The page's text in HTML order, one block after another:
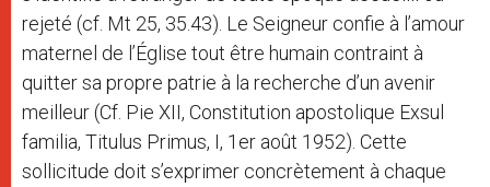
rejeté (cf. Mt 25, 35.43). Le Seigneur confie à l’amour
maternel de l’Église tout être humain contraint à
quitter sa propre patrie à la recherche d’un avenir
meilleur (Cf. Pie XII, Constitution apostolique Exsul
familia, Titulus Primus, I, 1er août 1952). Cette
sollicitude doit s’exprimer concrètement à chaque